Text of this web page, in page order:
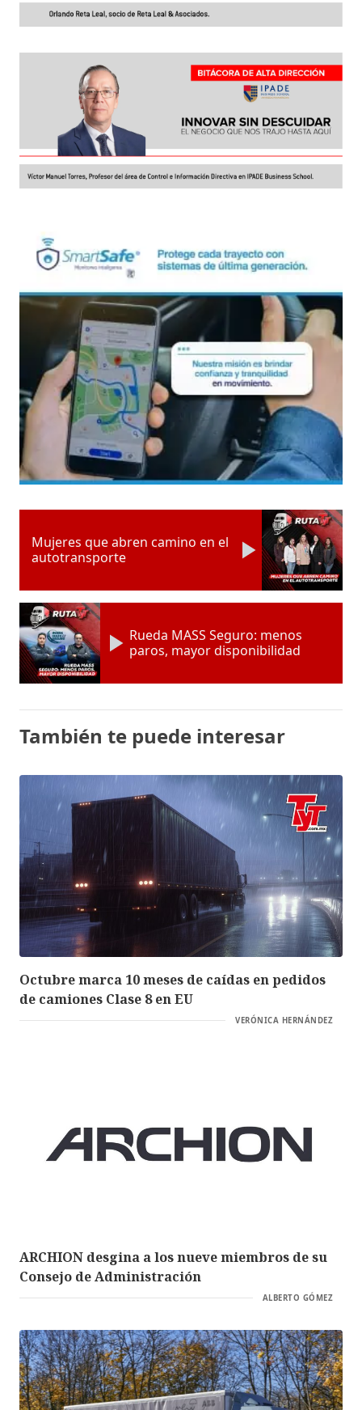
Mujeres que abren camino en el
autotransporte
Rueda MASS Seguro: menos
paros, mayor disponibilidad
También te puede interesar
Octubre marca 10 meses de caídas en pedidos
de camiones Clase 8 en EU
VERÓNICA HERNÁNDEZ
ARCHION desgina a los nueve miembros de su
Consejo de Administración
ALBERTO GÓMEZ